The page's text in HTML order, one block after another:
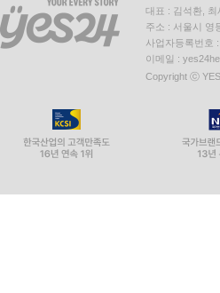
대표 : 김석환, 최
주소 : 서울시 영
사업자등록번호
이메일 :
Copyright ⓒ